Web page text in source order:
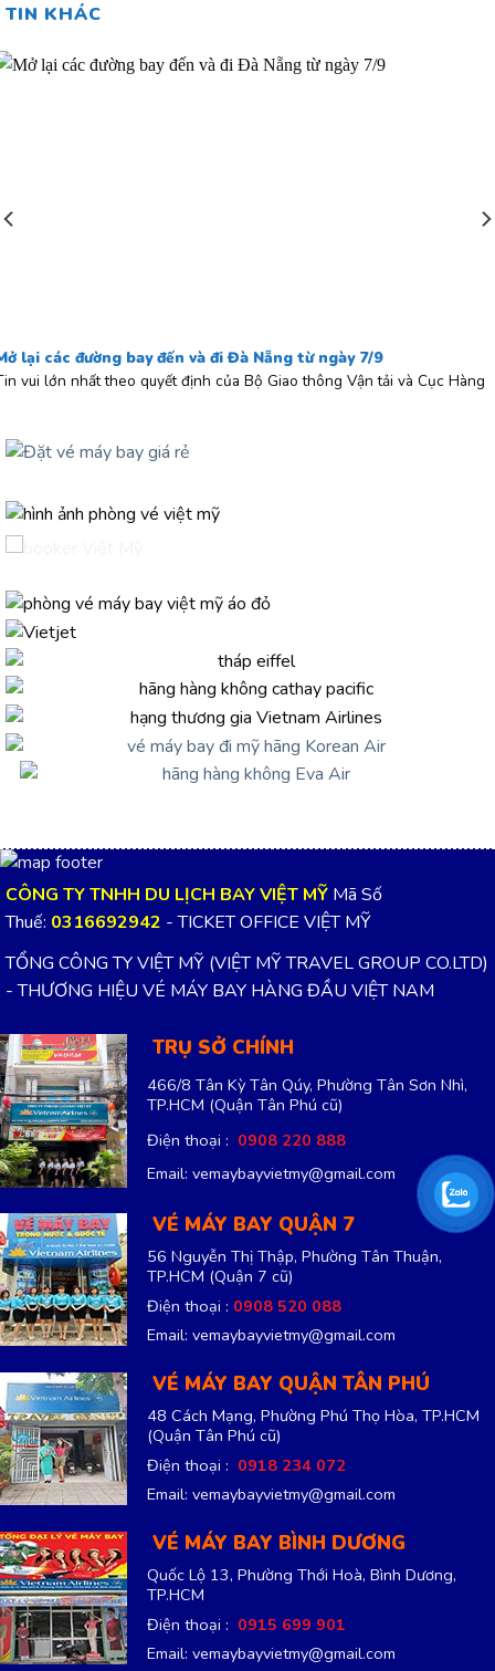
TIN KHÁC
lại các đường bay đến và đi Đà Nẵng từ ngày 7/9
vui lớn nhất theo quyết định của Bộ Giao thông Vận tải và Cục Hàng
CÔNG TY TNHH DU LỊCH BAY VIỆT MỸ Mã Số
Thuế: 0316692942 - TICKET OFFICE VIỆT MỸ
TỔNG CÔNG TY VIỆT MỸ (VIỆT MỸ TRAVEL GROUP CO.LTD)
- THƯƠNG HIỆU VÉ MÁY BAY HÀNG ĐẦU VIỆT NAM
TRỤ SỞ CHÍNH
466/8 Tân Kỳ Tân Qúy, Phường Tân Sơn Nhì,
TP.HCM (Quận Tân Phú cũ)
Điện thoại : 0908 220 888
Email: vemaybayvietmy@gmail.com
VÉ MÁY BAY QUẬN 7
56 Nguyễn Thị Thập, Phường Tân Thuận,
TP.HCM (Quận 7 cũ)
Điện thoại : 0908 520 088
Email: vemaybayvietmy@gmail.com
VÉ MÁY BAY QUẬN TÂN PHÚ
48 Cách Mạng, Phường Phú Thọ Hòa, TP.HCM
(Quận Tân Phú cũ)
Điện thoại : 0918 234 072
Email: vemaybayvietmy@gmail.com
VÉ MÁY BAY BÌNH DƯƠNG
Quốc Lộ 13, Phường Thới Hoà, Bình Dương,
TP.HCM
Điện thoại : 0915 699 901
Email: vemaybayvietmy@gmail.com